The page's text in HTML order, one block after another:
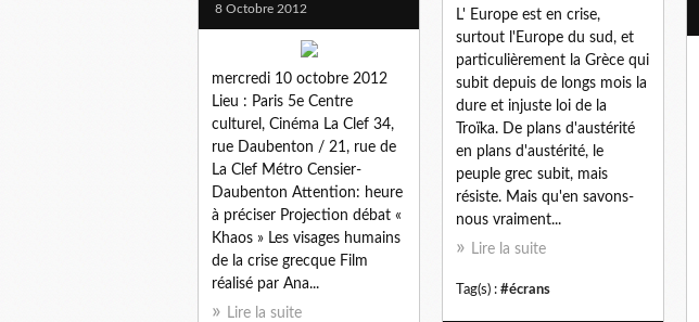
L' Europe est en crise,
surtout l'Europe du sud, et
particulièrement la Grèce qui
subit depuis de longs mois la
dure et injuste loi de la
Troïka. De plans d'austérité
en plans d'austérité, le
peuple grec subit, mais
résiste. Mais qu'en savons-
nous vraiment...
Lire la suite
Tag(s) : #écrans
8 Octobre 2012
mercredi 10 octobre 2012
Lieu : Paris 5e Centre
culturel, Cinéma La Clef 34,
rue Daubenton / 21, rue de
La Clef Métro Censier-
Daubenton Attention: heure
à préciser Projection débat «
Khaos » Les visages humains
de la crise grecque Film
réalisé par Ana...
Lire la suite